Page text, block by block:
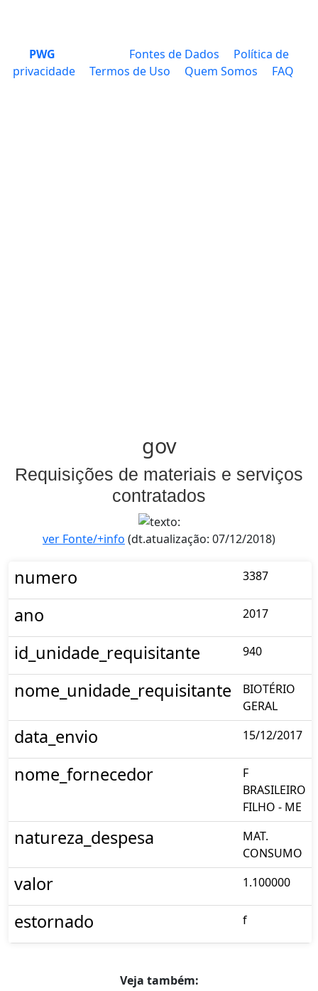
PWG Fontes de Dados
Política de
privacidade
Termos de Uso Quem Somos FAQ
gov
Requisições de materiais e serviços
contratados
ver Fonte/+info (dt.atualização: 07/12/2018)
numero 3387
ano 2017
id_unidade_requisitante 940
nome_unidade_requisitante
BIOTÉRIO
GERAL
data_envio 15/12/2017
nome_fornecedor
F
BRASILEIRO
FILHO - ME
natureza_despesa
MAT.
CONSUMO
valor 1.100000
estornado f
Veja também: